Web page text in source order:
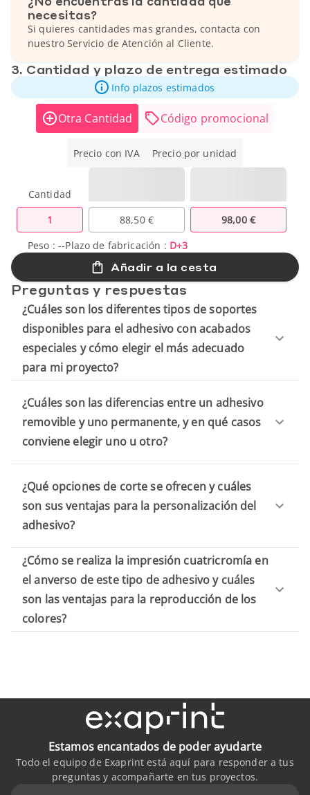
necesitas?
Si quieres cantidades mas grandes, contacta con
nuestro Servicio de Atención al Cliente.
3. Cantidad y plazo de entrega estimado
Info plazos estimados
Otra Cantidad Código promocional
Precio con IVA Precio por unidad
Cantidad
1
88,50 €
98,00 €
Peso :--Plazo de fabricación : D+3
Añadir a la cesta
Preguntas y respuestas
¿Cuáles son los diferentes tipos de soportes
disponibles para el adhesivo con acabados
especiales y cómo elegir el más adecuado
para mi proyecto?
¿Cuáles son las diferencias entre un adhesivo
removible y uno permanente, y en qué casos
conviene elegir uno u otro?
¿Qué opciones de corte se ofrecen y cuáles
son sus ventajas para la personalización del
adhesivo?
¿Cómo se realiza la impresión cuatricromía en
el anverso de este tipo de adhesivo y cuáles
son las ventajas para la reproducción de los
colores?
Estamos encantados de poder ayudarte
Todo el equipo de Exaprint está aquí para responder a tus
preguntas y acompañarte en tus proyectos.